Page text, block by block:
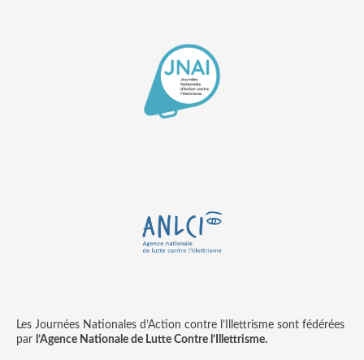
Les Journées Nationales d’Action contre l’Illettrisme sont fédérées
par l’Agence Nationale de Lutte Contre l’Illettrisme.